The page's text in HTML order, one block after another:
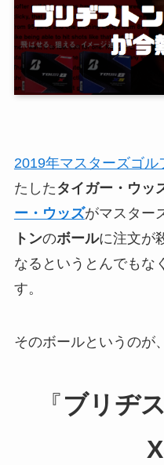
2019年マスターズゴル
たした タイガー・ウッ
ー・ウッズがマスター
トンのボールに注文が
なるというとんでもな
す。
そのボールというのが、
『ブリヂ